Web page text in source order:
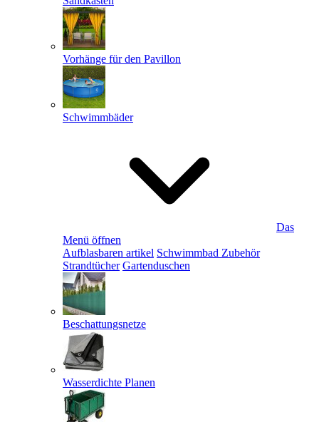
Vorhänge für den Pavillon
Schwimmbäder
Das
Menü öffnen
Aufblasbaren artikel Schwimmbad Zubehör
Strandtücher Gartenduschen
Beschattungsnetze
Wasserdichte Planen